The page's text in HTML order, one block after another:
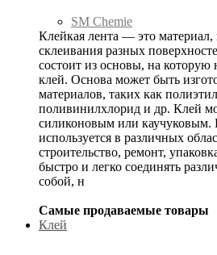
SM Chemie
Клейкая лента — это
склеивания разных
состоит из основы, на которую
клей. Основа может быть
материалов, таких как
поливинилхлорид и др. Клей
силиконовым или каучуковым.
используется в различных
строительство, ремонт,
быстро и легко соединять
собой, н
Самые продаваемые товары
Клей